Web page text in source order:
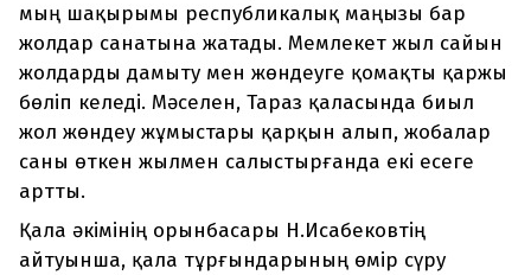
мың шақырымы республикалық маңызы бар
жолдар санатына жатады. Мемлекет жыл сайын
жолдарды дамыту мен жөндеуге қомақты қаржы
бөліп келеді. Мәселен, Тараз қаласында биыл
жол жөндеу жұмыстары қарқын алып, жобалар
саны өткен жылмен салыстырғанда екі есеге
артты.
Қала әкімінің орынбасары Н.Исабековтің
айтуынша, қала тұрғындарының өмір сүру